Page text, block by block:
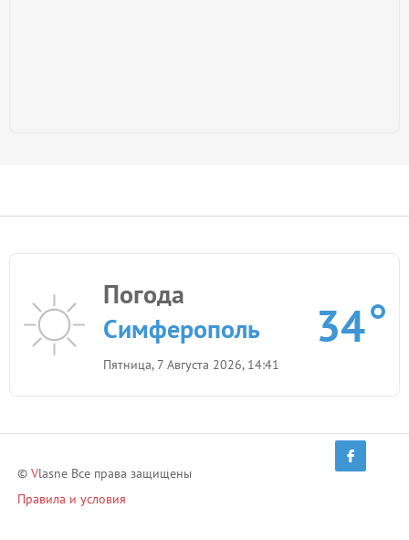
Погода
Симферополь
Пятница, 7 Августа 2026, 14:41
34
© Vlasne Все права защищены
Правила и условия